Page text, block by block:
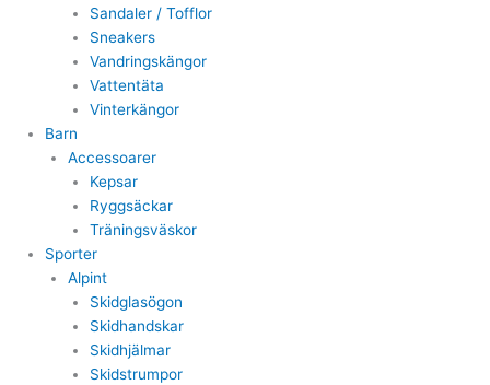
Sandaler / Tofflor
Sneakers
Vandringskängor
Vattentäta
Vinterkängor
Barn
Accessoarer
Kepsar
Ryggsäckar
Träningsväskor
Sporter
Alpint
Skidglasögon
Skidhandskar
Skidhjälmar
Skidstrumpor